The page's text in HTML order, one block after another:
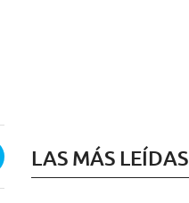
LAS MÁS LEÍDAS